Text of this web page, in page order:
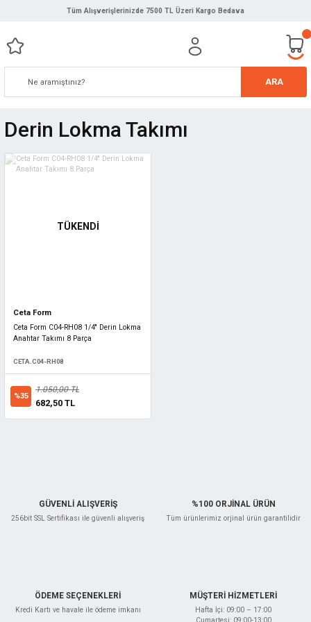
Tüm Alışverişlerinizde 7500 TL Üzeri Kargo Bedava
ARA
Derin Lokma Takımı
TÜKENDİ
Ceta Form
Ceta Form C04-RH08 1/4'' Derin Lokma
Anahtar Takımı 8 Parça
CETA.C04-RH08
%35
1.050,00 TL
682,50 TL
GÜVENLİ ALIŞVERİŞ
256bit SSL Sertifikası ile güvenli alışveriş
%100 ORJİNAL ÜRÜN
Tüm ürünlerimiz orjinal ürün garantilidir
ÖDEME SEÇENEKLERİ
Kredi Kartı ve havale ile ödeme imkanı
MÜŞTERİ HİZMETLERİ
Hafta İçi: 09:00 – 17:00
Cumartesi: 09:00-13:00